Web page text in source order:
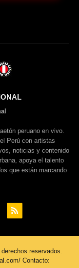
peruano en vivo.
Perú con artistas
noticias y contenido
apoya el talento
que están marcando
reservados.
Contacto: